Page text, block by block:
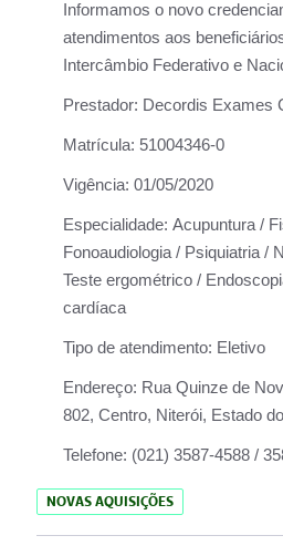
Informamos o novo
atendimentos aos
Intercâmbio Federativo e
Prestador: Decordis Exames
Matrícula: 51004346-0
Vigência: 01/05/2020
Especialidade: Acupuntura /
Fonoaudiologia / Psiquiatria /
Teste ergométrico /
cardíaca
Tipo de atendimento: Eletivo
Endereço: Rua Quinze de
802, Centro, Niterói, Estado
Telefone: (021) 3587-4588 /
NOVAS AQUISIÇÕES